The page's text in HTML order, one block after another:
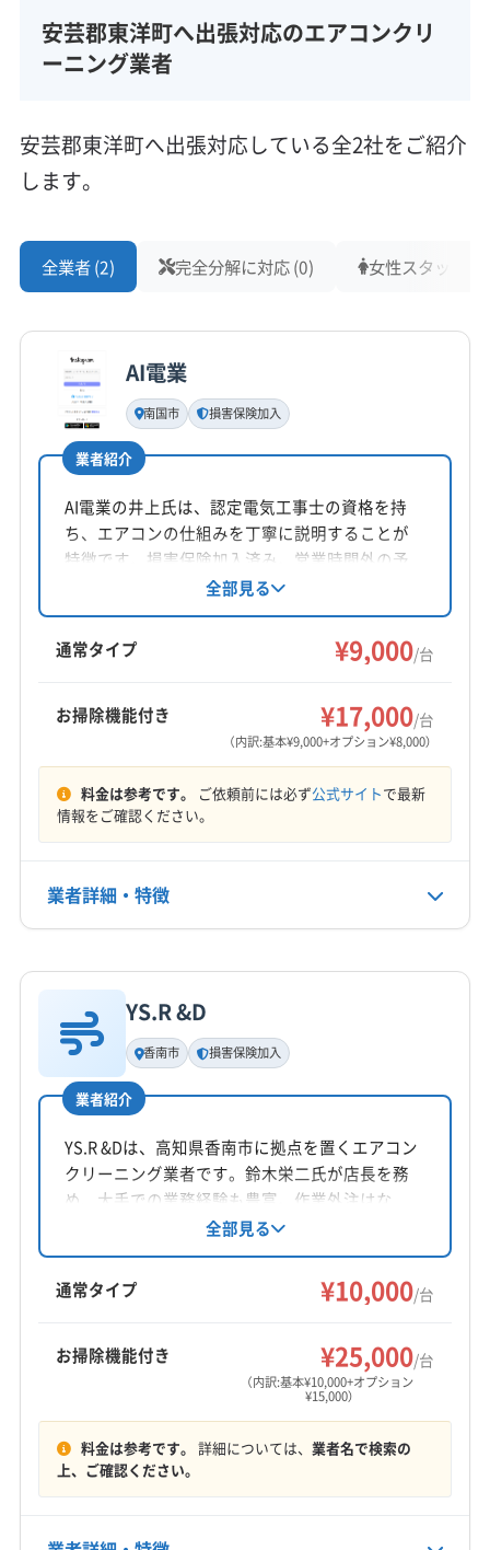
安芸郡東洋町へ出張対応のエアコンクリ
ーニング業者
安芸郡東洋町へ出張対応している全2社をご紹介
します。
全業者 (2) 完全分解に対応 (0) 女性スタッフ在
AI電業
南国市 損害保険加入
業者紹介
AI電業の井上氏は、認定電気工事士の資格を持
ち、エアコンの仕組みを丁寧に説明することが
特徴です。損害保険加入済み。営業時間外の予
約も相談可能です。高知県南国市を中心に、エ
アコンクリーニングを通じて快適な生活空間づ
くりをサポートしています。
全部見る
通常タイプ ¥9,000/台
お掃除機能付き ¥17,000/台
（内訳:基本¥9,000+オプション¥8,000）
料金は参考です。 ご依頼前には必ず公式サイトで最新
情報をご確認ください。
業者詳細・特徴
基本情報
代表者名
井上
所在地
高知県南国市緑ケ丘1丁目401-2 県営住宅十市団地R1-
203
土佐市
南国市
安芸郡芸西村
もっと見る
8:00〜21:00
定休日
YS.R &D
香南市 損害保険加入
業者紹介
YS.R &Dは、高知県香南市に拠点を置くエアコン
クリーニング業者です。鈴木栄二氏が店長を務
め、大手での業務経験も豊富。作業外注はな
く、仕上がりに不満の場合は無料で追加対応し
ています。対応エリアは高知県全域。基本料金
10,000円/台で、お掃除機能付きは15,000円/台で
す。営業時間外や対応地域外でも相談可能で、
全部見る
通常タイプ ¥10,000/台
お掃除機能付き ¥25,000/台
（内訳:基本¥10,000+オプション
¥15,000）
料金は参考です。 詳細については、 業者名で検索の
上、ご確認ください。